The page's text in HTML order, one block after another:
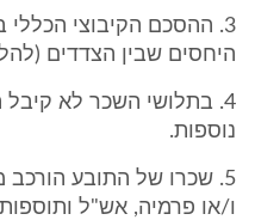
3. ההסכם הקיבוצי
היחסים שבין הצדדים
4. בתלושי השכר לא
נוספות.
5. שכרו של התובע
ו/או פרמיה, אש"ל